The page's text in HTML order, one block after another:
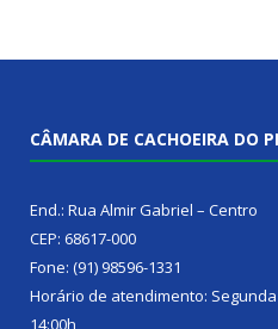
CÂMARA DE CACHOEIRA DO
End.: Rua Almir Gabriel – Centro
CEP: 68617-000
Fone: (91) 98596-1331
Horário de atendimento: